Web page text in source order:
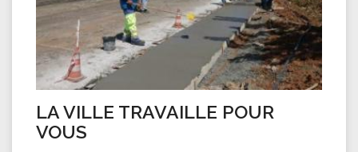
LA VILLE TRAVAILLE POUR
VOUS